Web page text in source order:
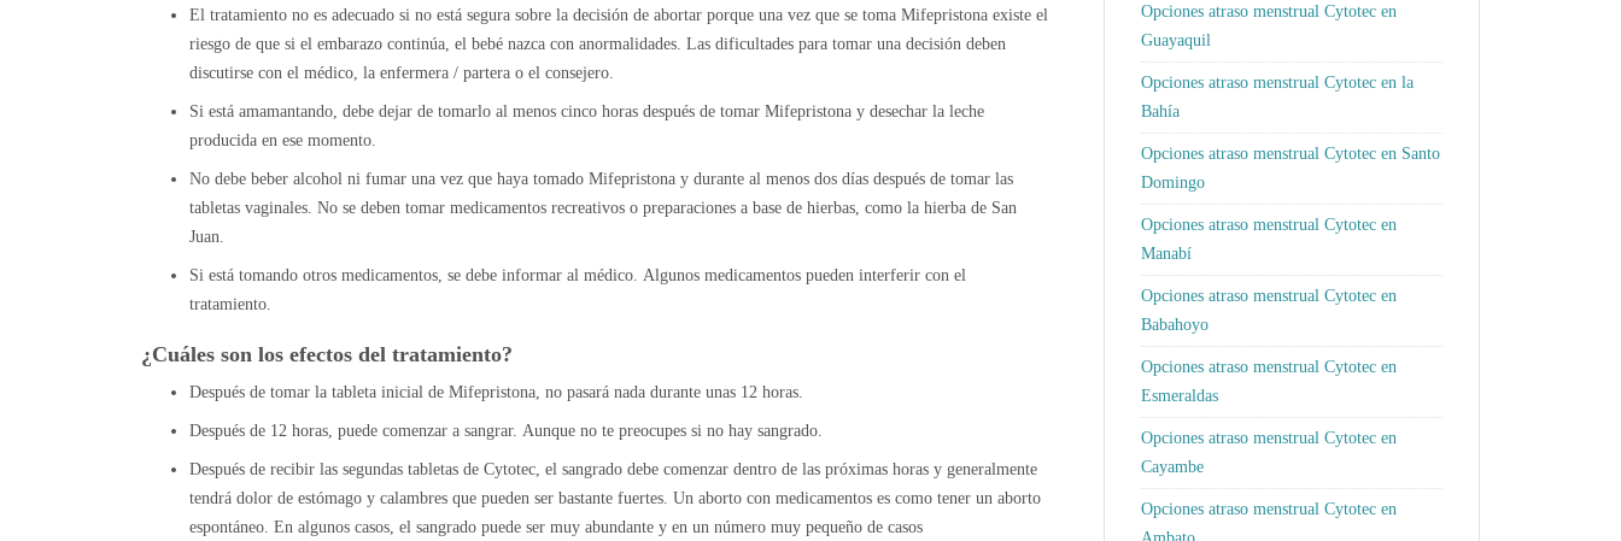
El tratamiento no es adecuado si no está segura sobre la decisión de abortar porque una vez que se toma Mifepristona existe el
riesgo de que si el embarazo continúa, el bebé nazca con anormalidades. Las dificultades para tomar una decisión deben
discutirse con el médico, la enfermera / partera o el consejero.
Si está amamantando, debe dejar de tomarlo al menos cinco horas después de tomar Mifepristona y desechar la leche
producida en ese momento.
No debe beber alcohol ni fumar una vez que haya tomado Mifepristona y durante al menos dos días después de tomar las
tabletas vaginales. No se deben tomar medicamentos recreativos o preparaciones a base de hierbas, como la hierba de San
Juan.
Si está tomando otros medicamentos, se debe informar al médico. Algunos medicamentos pueden interferir con el
tratamiento.
¿Cuáles son los efectos del tratamiento?
Después de tomar la tableta inicial de Mifepristona, no pasará nada durante unas 12 horas.
Después de 12 horas, puede comenzar a sangrar. Aunque no te preocupes si no hay sangrado.
Después de recibir las segundas tabletas de Cytotec, el sangrado debe comenzar dentro de las próximas horas y generalmente
tendrá dolor de estómago y calambres que pueden ser bastante fuertes. Un aborto con medicamentos es como tener un aborto
espontáneo. En algunos casos, el sangrado puede ser muy abundante y en un número muy pequeño de casos
Opciones atraso menstrual Cytotec en
Guayaquil
Opciones atraso menstrual Cytotec en la
Bahía
Opciones atraso menstrual Cytotec en Santo
Domingo
Opciones atraso menstrual Cytotec en
Manabí
Opciones atraso menstrual Cytotec en
Babahoyo
Opciones atraso menstrual Cytotec en
Esmeraldas
Opciones atraso menstrual Cytotec en
Cayambe
Opciones atraso menstrual Cytotec en